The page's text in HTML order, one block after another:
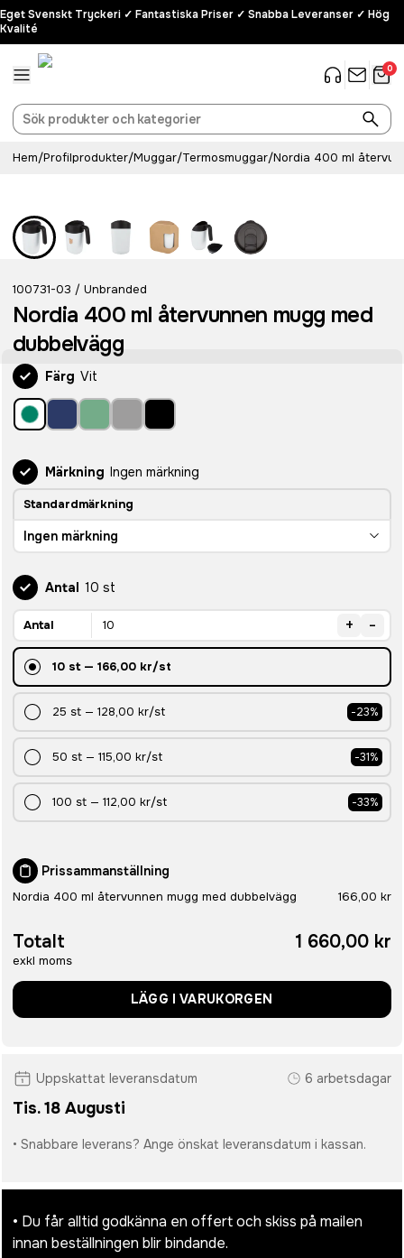
Eget Svenskt Tryckeri ✓ Fantastiska Priser ✓ Snabba Leveranser ✓ Hög
Kvalité
0
Hem/Profilprodukter/Muggar/Termosmuggar/Nordia 400 ml
100731-03 / Unbranded
Nordia 400 ml återvunnen mugg med
dubbelvägg
Färg Vit
Märkning Ingen märkning
Standardmärkning
Ingen märkning
Antal 10 st
Antal + -
10 st— 166,00 kr/st
25 st — 128,00 kr/st -23%
50 st — 115,00 kr/st -31%
100 st — 112,00 kr/st -33%
Prissammanställning
Nordia 400 ml återvunnen mugg med dubbelvägg 166,00 kr
Totalt
exkl moms
1 660,00 kr
LÄGG I VARUKORGEN
Uppskattat leveransdatum 6 arbetsdagar
Tis. 18 Augusti
• Snabbare leverans? Ange önskat leveransdatum i kassan.
• Du får alltid godkänna en offert och skiss på mailen
innan beställningen blir bindande.